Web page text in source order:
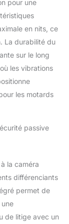
Siri et
:
la voix
votre
pour
vos
la
pour une
en nits, ce
La durabilité du
sur le long
les vibrations
les motards
passive
la caméra
différenciants
permet de
de litige avec un